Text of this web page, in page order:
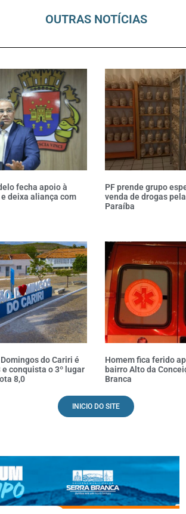
OUTRAS NOTÍCIAS
fecha apoio à
deixa aliança com
PF prende grupo
venda de drogas
Paraíba
do Cariri é
e conquista o 3º lugar
8,0
Homem fica ferido
bairro Alto da
Branca
INICIO DO SITE